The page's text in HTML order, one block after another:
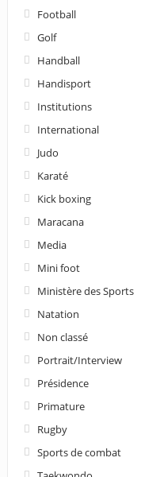
Football
Golf
Handball
Handisport
Institutions
International
Judo
Karaté
Kick boxing
Maracana
Media
Mini foot
Ministère des Sports
Natation
Non classé
Portrait/Interview
Présidence
Primature
Rugby
Sports de combat